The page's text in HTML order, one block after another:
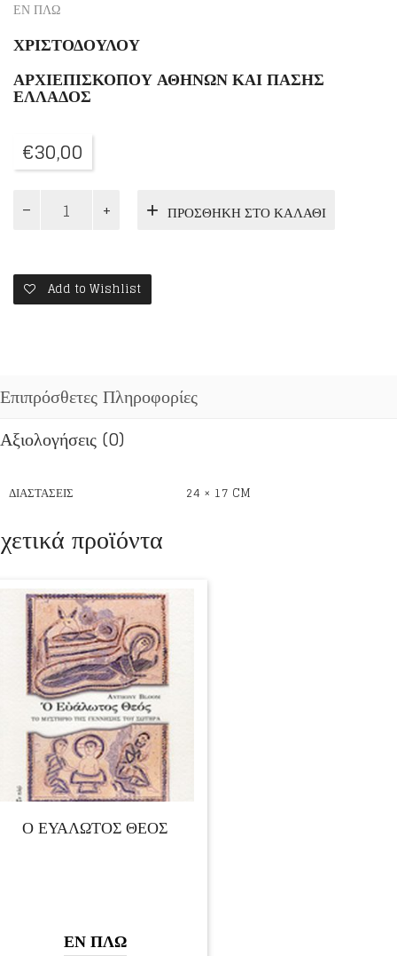
ΕΝ ΠΛΩ
ΧΡΙΣΤΟΔΟΥΛΟΥ
ΑΡΧΙΕΠΙΣΚΟΠΟΥ ΑΘΗΝΩΝ ΚΑΙ ΠΑΣΗΣ
ΕΛΛΑΔΟΣ
€30,00
ΧΡΙΣΤΟΔΟΥΛΟΥ
ποσότητα
ΠΡΟΣΘΉΚΗ ΣΤΟ ΚΑΛΆΘΙ
Add to Wishlist
Επιπρόσθετες Πληροφορίες
Αξιολογήσεις (0)
ΔΙΑΣΤΆΣΕΙΣ 24 × 17 CM
προϊόντα
Ο ΕΥΑΛΩΤΟΣ ΘΕΟΣ
ΕΝ ΠΛΩ